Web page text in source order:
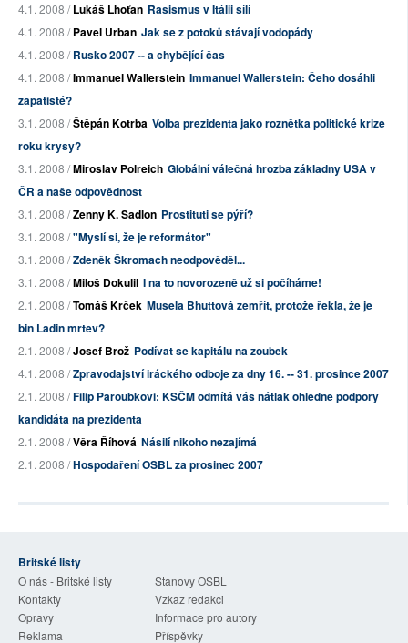
4.1. 2008 /Lukáš Lhoťan Rasismus v Itálii sílí
4.1. 2008 /Pavel Urban Jak se z potoků stávají vodopády
4.1. 2008 /Rusko 2007 -- a chybějící čas
4.1. 2008 /Immanuel Wallerstein Immanuel Wallerstein: Čeho dosáhli
zapatisté?
3.1. 2008 /Štěpán Kotrba Volba prezidenta jako roznětka politické krize
roku krysy?
3.1. 2008 /Miroslav Polreich Globální válečná hrozba základny USA v
ČR a naše odpovědnost
3.1. 2008 /Zenny K. Sadlon Prostituti se pýří?
3.1. 2008 /"Myslí si, že je reformátor"
3.1. 2008 /Zdeněk Škromach neodpověděl...
3.1. 2008 /Miloš Dokulil I na to novorozeně už si počíháme!
2.1. 2008 /Tomáš Krček Musela Bhuttová zemřít, protože řekla, že je
bin Ladin mrtev?
2.1. 2008 /Josef Brož Podívat se kapitálu na zoubek
4.1. 2008 /Zpravodajství iráckého odboje za dny 16. -- 31. prosince 2007
2.1. 2008 /Filip Paroubkovi: KSČM odmítá váš nátlak ohledně podpory
kandidáta na prezidenta
2.1. 2008 /Věra Říhová Násilí nikoho nezajímá
2.1. 2008 /Hospodaření OSBL za prosinec 2007
Britské listy
O nás - Britské listy
Stanovy OSBL
Kontakty
Vzkaz redakci
Opravy
Informace pro autory
Reklama
Příspěvky